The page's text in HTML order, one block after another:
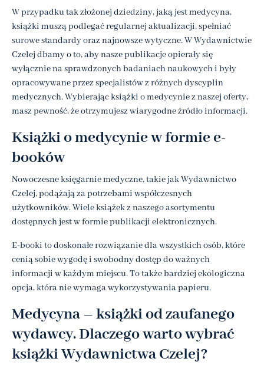
W przypadku tak złożonej dziedziny, jaką jest medycyna,
książki muszą podlegać regularnej aktualizacji, spełniać
surowe standardy oraz najnowsze wytyczne. W Wydawnictwie
Czelej dbamy o to, aby nasze publikacje opierały się
wyłącznie na sprawdzonych badaniach naukowych i były
opracowywane przez specjalistów z różnych dyscyplin
medycznych. Wybierając książki o medycynie z naszej oferty,
masz pewność, że otrzymujesz wiarygodne źródło informacji.
Książki o medycynie w formie e-
booków
Nowoczesne księgarnie medyczne, takie jak Wydawnictwo
Czelej, podążają za potrzebami współczesnych
użytkowników. Wiele książek z naszego asortymentu
dostępnych jest w formie publikacji elektronicznych.
E-booki to doskonałe rozwiązanie dla wszystkich osób, które
cenią sobie wygodę i swobodny dostęp do ważnych
informacji w każdym miejscu. To także bardziej ekologiczna
opcja, która nie wymaga wykorzystywania papieru.
Medycyna – książki od zaufanego
wydawcy. Dlaczego warto wybrać
książki Wydawnictwa Czelej?